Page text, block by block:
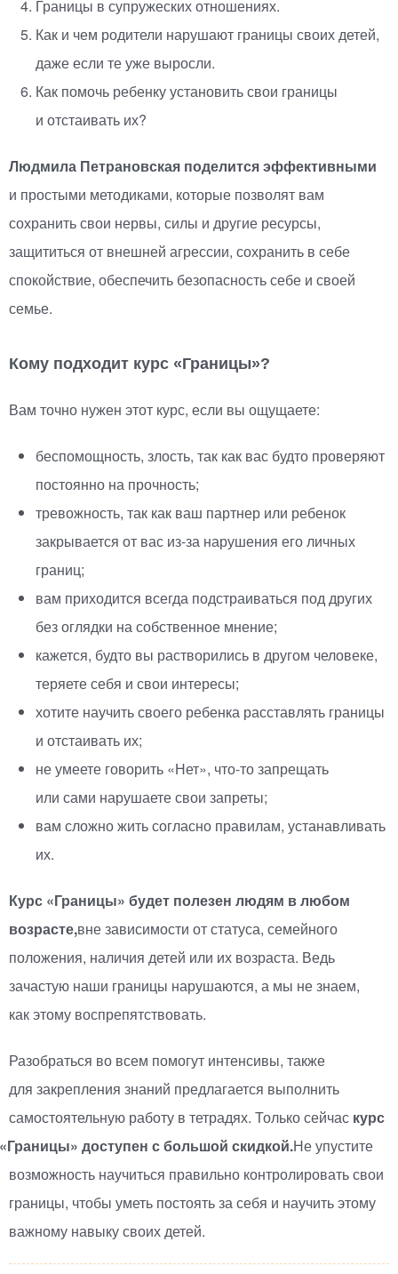
Границы в супружеских отношениях.
Как и чем родители нарушают границы своих детей,
даже если те уже выросли.
Как помочь ребенку установить свои границы
и отстаивать их?
Людмила Петрановская поделится эффективными
и простыми методиками, которые позволят вам
сохранить свои нервы, силы и другие ресурсы,
защититься от внешней агрессии, сохранить в себе
спокойствие, обеспечить безопасность себе и своей
семье.
Кому подходит курс «Границы»?
Вам точно нужен этот курс, если вы ощущаете:
беспомощность, злость, так как вас будто проверяют
постоянно на прочность;
тревожность, так как ваш партнер или ребенок
закрывается от вас из-за нарушения его личных
границ;
вам приходится всегда подстраиваться под других
без оглядки на собственное мнение;
кажется, будто вы растворились в другом человеке,
теряете себя и свои интересы;
хотите научить своего ребенка расставлять границы
и отстаивать их;
не умеете говорить «Нет», что-тозапрещать
или сами нарушаете свои запреты;
вам сложно жить согласно правилам, устанавливать
их.
Курс «Границы» будет полезен людям в любом
возрасте,вне зависимости от статуса, семейного
положения, наличия детей или их возраста. Ведь
зачастую наши границы нарушаются, а мы не знаем,
как этому воспрепятствовать.
Разобраться во всем помогут интенсивы, также
для закрепления знаний предлагается выполнить
самостоятельную работу в тетрадях. Только сейчас курс
Границы» доступен с большой скидкой.Не упустите
возможность научиться правильно контролировать свои
границы, чтобы уметь постоять за себя и научить этому
важному навыку своих детей.